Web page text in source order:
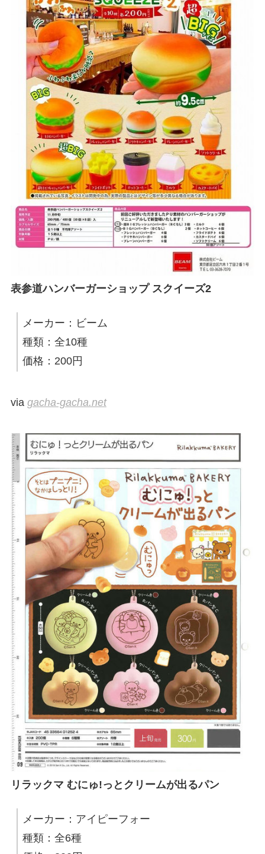
表参道ハンバーガーショップ スクイーズ2
メーカー：ビーム
種類：全10種
価格：200円
via gacha-gacha.net
リラックマ むにゅ!っとクリームが出るパン
メーカー：アイピーフォー
種類：全6種